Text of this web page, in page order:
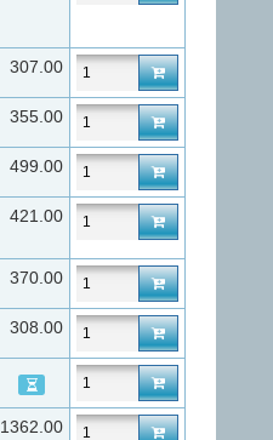
307.00
355.00
499.00
421.00
370.00
308.00
1362.00